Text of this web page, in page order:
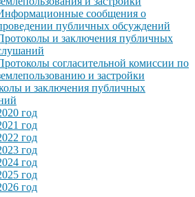
сообщения о
публичных обсуждений
и заключения публичных
согласительной комиссии по
и застройки
и заключения публичных
год
год
год
год
год
год
год